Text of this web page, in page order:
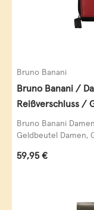
Bruno Banani
Bruno Banani /
Reißverschluss /
Querformat,
Bruno Banani
Geldbeutel Damen,
Regulärer Preis:
59,95 €